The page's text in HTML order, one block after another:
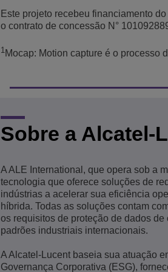
Este projeto recebeu financiamento
o contrato de concessão N°
1 Mocap: Motion capture é o processo
Sobre a Alcatel-
A ALE International, que opera sob a
tecnologia que oferece soluções de
indústrias a acelerar sua eficiência
híbrida. Todas as soluções contam
os requisitos de proteção de dados
padrões industriais internacionais.
A Alcatel-Lucent baseia sua atuação
Governança Corporativa (ESG),